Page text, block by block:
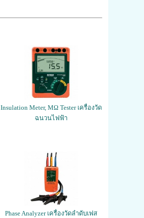
Insulation Meter, MΩ Tester เครื่องวัด
ฉนวนไฟฟ้า
Phase Analyzer เครื่องวัดลำดับเฟส